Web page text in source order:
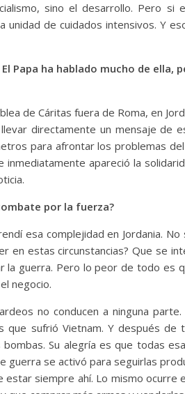
sino el desarrollo. Pero si
de cuidados intensivos. Y
Papa ha hablado mucho de ella,
de Cáritas fuera de Roma, en
directamente un mensaje de
para afrontar los problemas del
apareció la
por la fuerza?
esa complejidad en Jordania.
en estas circunstancias? Que se
la guerra. Pero lo peor de todo es
negocio.
no conducen a ninguna
sufrió Vietnam. Y después de
Su alegría es que todas
guerra se activó para seguirlas
siempre ahí. Lo mismo ocurre